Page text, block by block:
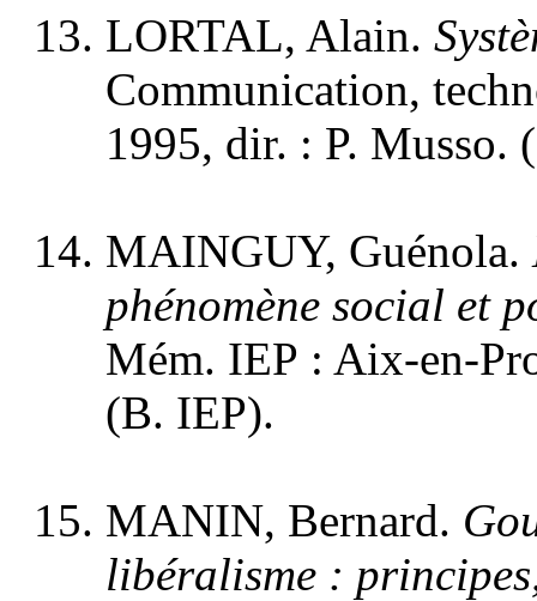
LORTAL, Alain.
Communication,
1995, dir. : P. Musso.
MAINGUY, Guénola.
phénomène social et
Mém. IEP : Aix-en-
(B. IEP).
MANIN, Bernard.
libéralisme :